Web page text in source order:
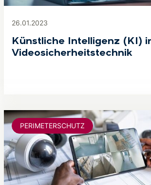
26.01.2023
Künstliche Intelligenz (KI)
Videosicherheitstechnik
PERIMETERSCHUTZ